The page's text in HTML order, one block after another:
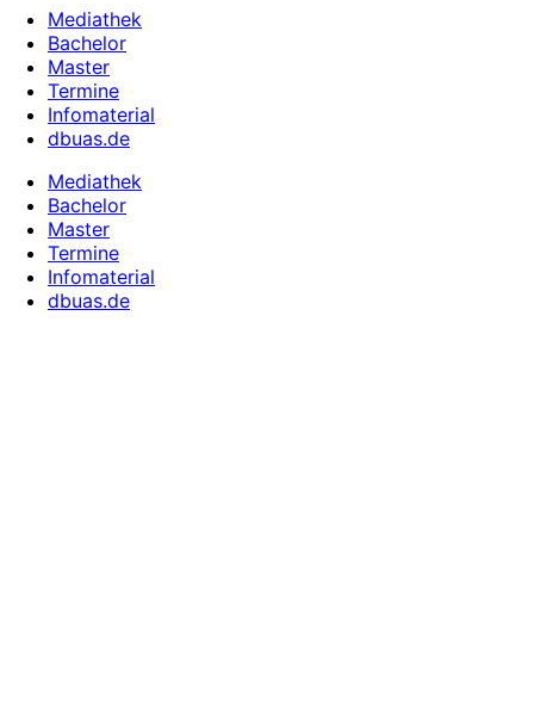
Mediathek
Bachelor
Master
Termine
Infomaterial
dbuas.de
Mediathek
Bachelor
Master
Termine
Infomaterial
dbuas.de